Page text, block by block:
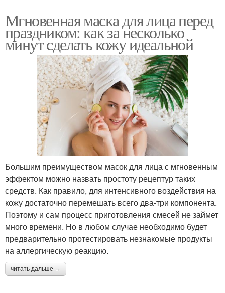
Мгновенная маска для лица перед
праздником: как за несколько
минут сделать кожу идеальной
Большим преимуществом масок для лица с мгновенным
эффектом можно назвать простоту рецептур таких
средств. Как правило, для интенсивного воздействия на
кожу достаточно перемешать всего два-три компонента.
Поэтому и сам процесс приготовления смесей не займет
много времени. Но в любом случае необходимо будет
предварительно протестировать незнакомые продукты
на аллергическую реакцию.
читать дальше →